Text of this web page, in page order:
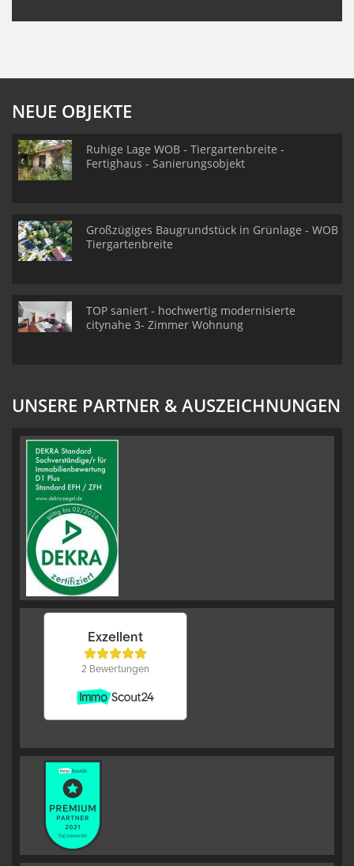
NEUE OBJEKTE
Ruhige Lage WOB - Tiergartenbreite -
Fertighaus - Sanierungsobjekt
Großzügiges Baugrundstück in Grünlage - WOB
Tiergartenbreite
TOP saniert - hochwertig modernisierte
citynahe 3- Zimmer Wohnung
UNSERE PARTNER & AUSZEICHNUNGEN